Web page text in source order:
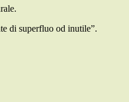
di superfluo od inutile”.